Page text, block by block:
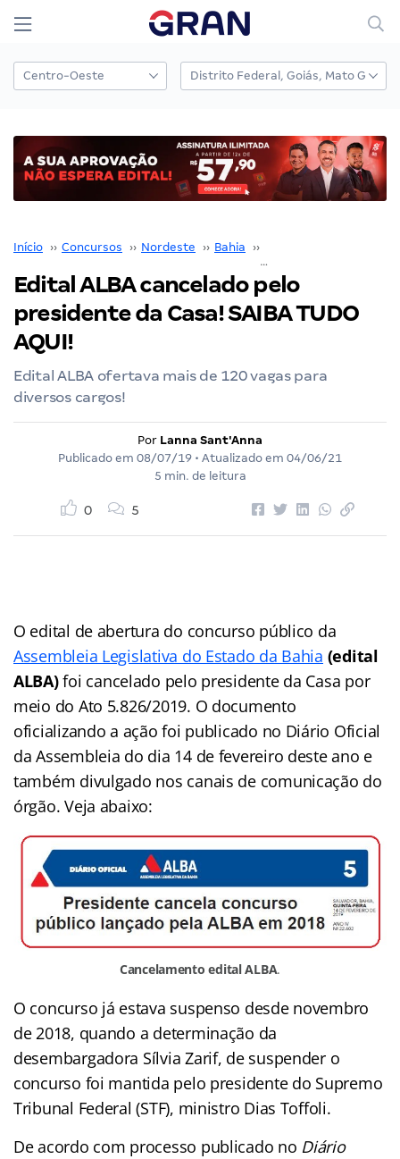
Início ›› Concursos ›› Nordeste ›› Bahia ››
Edital ALBA cancelado pelo
presidente da Casa! SAIBA TUDO
AQUI!
Edital ALBA ofertava mais de 120 vagas para
diversos cargos!
Por Lanna Sant'Anna
Publicado em 08/07/19 • Atualizado em 04/06/21
5 min. de leitura
0 5
O edital de abertura do concurso público da
Assembleia Legislativa do Estado da Bahia (edital
ALBA)foi cancelado pelo presidente da Casa por
meio do Ato 5.826/2019. O documento
oficializando a ação foi publicado no Diário Oficial
da Assembleia do dia 14 de fevereiro deste ano e
também divulgado nos canais de comunicação do
órgão. Veja abaixo:
Cancelamento edital ALBA.
O concurso já estava suspenso desde novembro
de 2018, quando a determinação da
desembargadora Sílvia Zarif, de suspender o
concurso foi mantida pelo presidente do Supremo
Tribunal Federal (STF), ministro Dias Toffoli.
De acordo com processo publicado no Diário